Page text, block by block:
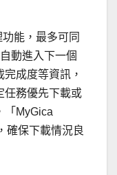
能，最多可同
動進入下一個
成度等資訊，
任務優先下載或
「MyGica
確保下載情況良